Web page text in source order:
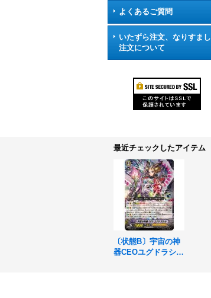
よくあるご質問
いたずら注文、なりすまし
注文について
最近チェックしたアイテム
〔状態B〕宇宙の神
器CEOユグドラシル